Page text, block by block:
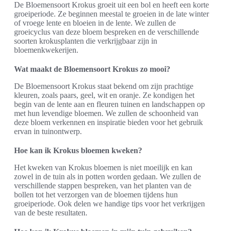
De Bloemensoort Krokus groeit uit een bol en heeft een korte
groeiperiode. Ze beginnen meestal te groeien in de late winter
of vroege lente en bloeien in de lente. We zullen de
groeicyclus van deze bloem bespreken en de verschillende
soorten krokusplanten die verkrijgbaar zijn in
bloemenkwekerijen.
Wat maakt de Bloemensoort Krokus zo mooi?
De Bloemensoort Krokus staat bekend om zijn prachtige
kleuren, zoals paars, geel, wit en oranje. Ze kondigen het
begin van de lente aan en fleuren tuinen en landschappen op
met hun levendige bloemen. We zullen de schoonheid van
deze bloem verkennen en inspiratie bieden voor het gebruik
ervan in tuinontwerp.
Hoe kan ik Krokus bloemen kweken?
Het kweken van Krokus bloemen is niet moeilijk en kan
zowel in de tuin als in potten worden gedaan. We zullen de
verschillende stappen bespreken, van het planten van de
bollen tot het verzorgen van de bloemen tijdens hun
groeiperiode. Ook delen we handige tips voor het verkrijgen
van de beste resultaten.